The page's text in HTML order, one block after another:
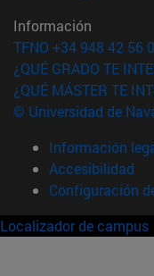
Información
TFNO +34 948 42 56
¿QUÉ GRADO TE
¿QUÉ MÁSTER TE
© Universidad de
Información
Accesibilidad
Configuración
Localizador de campus